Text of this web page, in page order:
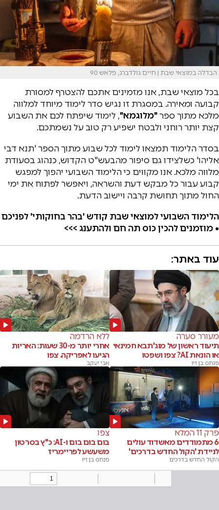
הבדלה במוצאי שבת | חיים גולדברג, פלאש 90
בכל מוצאי שבת, אנו מזמינים אתכם להצטרף למסורת
קבועה ומאירה. במסגרת זו נגיש סדר לימוד מיוחד למלווה
מלכא מתוך ספר"מלוגמא", לימוד שיפתח לכם את השבוע
קצת יותר רוחני ולבטח ישפיע רק טוב על נשמתכם.
בסדר הלימוד תמצאו לימוד לכל שבוע מתוך הספר 'תנא דבי
אליהו' כשלצידו גם סיפור מהבעש"ט הקדוש, כנהוג בסעודת
מלווה מלכא. אנו מקווים כי הלימוד השבועי יהפוך למפגש
קבוע עבור כל מבקש דעת והשראה, ויאפשר לפתוח את ימי
החול מתוך תחושת קרבה ויישוב הדעת.
הלימוד השבועי למוצאי שבת קודש 'בהר בחוקותי' לפניכם
• מוזמנים להכין כוס תה חם ולהתענג >>>
עוד באתר:
מעורר סערה
תיעוד ראשון של מוג'תבא חמינאי
או הונאת AI? צפו ושפטו
פנחס בן זיו
ללא הרדמה
אחרי יותר מ-30 שעות: האריות
הגיעו לאפריקה. צפו
אבי יעקב
פרק 11 המלא
6 מתמודדים מאשדוד עולים
לניידת 'הקול החדש בדרכים'
הקול החדש בדרכים
צפו
בום בום בום ו-AI: כ"ץ בסרטון
משעשע לפריימריז
פנחס בן זיו